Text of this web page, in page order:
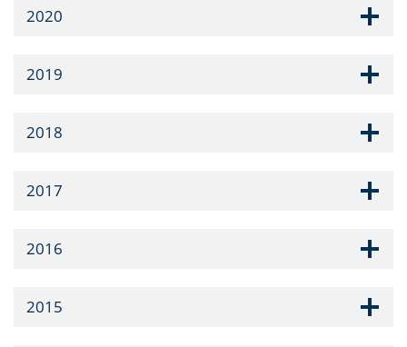
2020
2019
2018
2017
2016
2015